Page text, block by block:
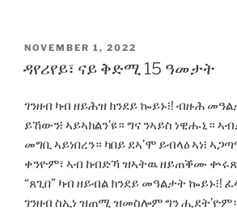
POSTED
NOVEMBER 1, 2022
ዳየሪየይ፣ ናይ ቅድሚ 15 ዓመታት
ገንዘብ ካብ ዘይሕዝ ክንደይ ኰይኑ፧! ብዙሕ
ይኸውን፧ ኣይኣክልን’ዩ። ግና ንኣይስ ነዊሑኒ።
መግቢ ኣይነበረን። ካበይ ደኣ’ሞ ይብላዕ ኣነ፧
ቀንዮም፣ ኣብ ከብድኻ ዝኣትዉ ዘይጠቕሙ
“ጸጊበ” ካብ ዘይብል ክንደይ መዓልታት ኰይኑ፧!
ገንዘብ ስኢነ ዝጠሚ ዝመስሎም ግን